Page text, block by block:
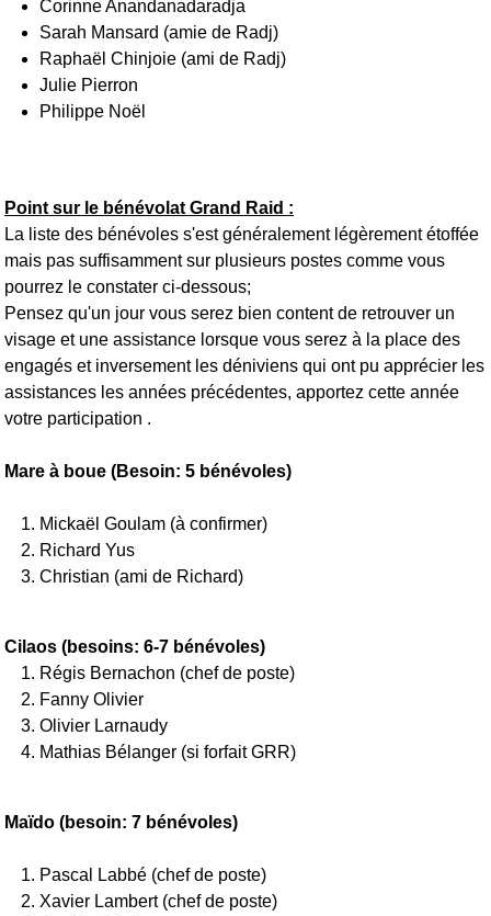
Corinne Anandanadaradja
Sarah Mansard (amie de Radj)
Raphaël Chinjoie (ami de Radj)
Julie Pierron
Philippe Noël
Point sur le bénévolat Grand Raid :
La liste des bénévoles s'est généralement légèrement étoffée
mais pas suffisamment sur plusieurs postes comme vous
pourrez le constater ci-dessous;
Pensez qu'un jour vous serez bien content de retrouver un
visage et une assistance lorsque vous serez à la place des
engagés et inversement les déniviens qui ont pu apprécier les
assistances les années précédentes, apportez cette année
votre participation .
Mare à boue (Besoin: 5 bénévoles)
Mickaël Goulam (à confirmer)
Richard Yus
Christian (ami de Richard)
Cilaos (besoins: 6-7 bénévoles)
Régis Bernachon (chef de poste)
Fanny Olivier
Olivier Larnaudy
Mathias Bélanger (si forfait GRR)
Maïdo (besoin: 7 bénévoles)
Pascal Labbé (chef de poste)
Xavier Lambert (chef de poste)